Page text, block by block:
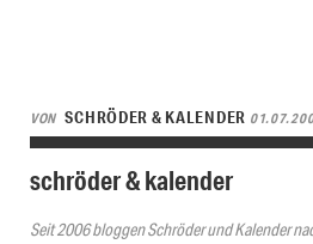
VON SCHRÖDER & KALENDER
schröder & kalender
Seit 2006 bloggen Schröder und Kalender